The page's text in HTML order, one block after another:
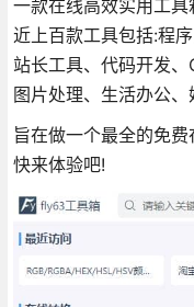
一款在线高效实用工
近上百款工具包括:程
站长工具、代码开发、
图片处理、生活办公
旨在做一个最全的免
快来体验吧!